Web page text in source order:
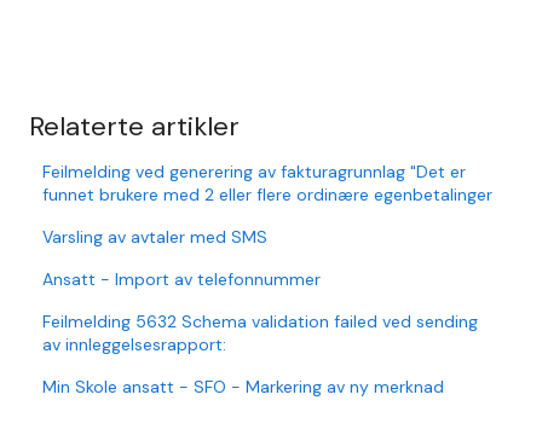
Relaterte artikler
Feilmelding ved generering av fakturagrunnlag "Det er
funnet brukere med 2 eller flere ordinære egenbetalinger
Varsling av avtaler med SMS
Ansatt - Import av telefonnummer
Feilmelding 5632 Schema validation failed ved sending
av innleggelsesrapport:
Min Skole ansatt - SFO - Markering av ny merknad